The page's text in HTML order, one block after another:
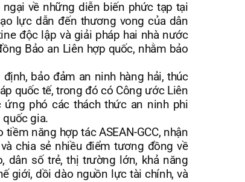
về những diễn biến phức tạp tại
lực dẫn đến thương vong của dân
độc lập và giải pháp hai nhà nước
Bảo an Liên hợp quốc, nhằm bảo
bảo đảm an ninh hàng hải, thúc
quốc tế, trong đó có Công ước Liên
ứng phó các thách thức an ninh phi
quốc gia.
năng hợp tác ASEAN-GCC, nhận
chia sẻ nhiều điểm tương đồng về
dân số trẻ, thị trường lớn, khả năng
giới, dồi dào nguồn lực tài chính, và